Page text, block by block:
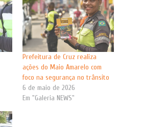
Prefeitura de Cruz realiza
ações do Maio Amarelo com
foco na segurança no trânsito
6 de maio de 2026
Em "Galeria NEWS"